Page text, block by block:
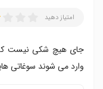
امتیاز دهید
جای هیچ شکی نیست که
وارد می شوند سوغاتی